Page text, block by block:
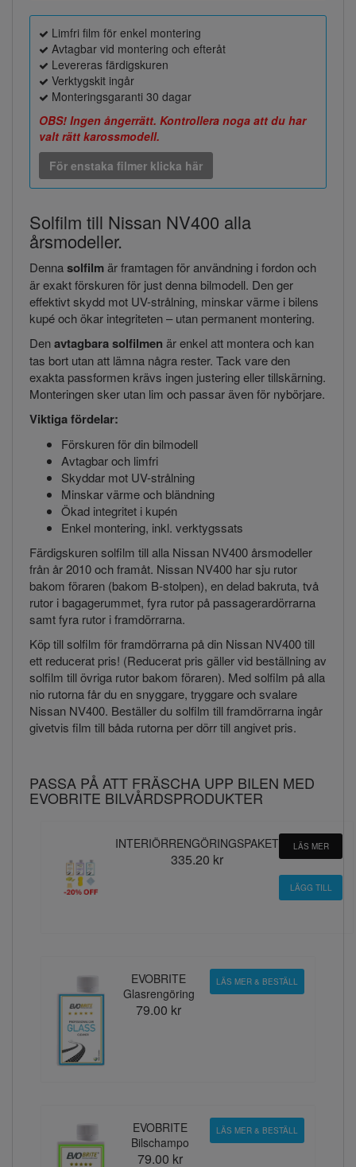
Limfri film för enkel montering
Avtagbar vid montering och efteråt
Levereras färdigskuren
Verktygskit ingår
Monteringsgaranti 30 dagar
OBS! Ingen ångerrätt. Kontrollera noga att du har
valt rätt karossmodell.
För enstaka filmer klicka här
Solfilm till Nissan NV400 alla
årsmodeller.
Dennasolfilmär framtagen för användning i fordon och
är exakt förskuren för just denna bilmodell. Den ger
effektivt skydd mot UV-strålning, minskar värme i bilens
kupé och ökar integriteten – utan permanent montering.
Denavtagbara solfilmen är enkel att montera och kan
tas bort utan att lämna några rester. Tack vare den
exakta passformen krävs ingen justering eller tillskärning.
Monteringen sker utan lim och passar även för nybörjare.
Viktiga fördelar:
Förskuren för din bilmodell
Avtagbar och limfri
Skyddar mot UV-strålning
Minskar värme och bländning
Ökad integritet i kupén
Enkel montering, inkl. verktygssats
Färdigskuren solfilm till alla Nissan NV400 årsmodeller
från år 2010 och framåt. Nissan NV400 har sju rutor
bakom föraren (bakom B-stolpen), en delad bakruta, två
rutor i bagagerummet, fyra rutor på passagerardörrarna
samt fyra rutor i framdörrarna.
Köp till solfilm för framdörrarna på din Nissan NV400 till
ett reducerat pris! (Reducerat pris gäller vid beställning av
solfilm till övriga rutor bakom föraren). Med solfilm på alla
nio rutorna får du en snyggare, tryggare och svalare
Nissan NV400. Beställer du solfilm till framdörrarna ingår
givetvis film till båda rutorna per dörr till angivet pris.
PASSA PÅ ATT FRÄSCHA UPP BILEN MED
EVOBRITE BILVÅRDSPRODUKTER
INTERIÖRRENGÖRINGSPAKET
335.20 kr
LÄS MER
EVOBRITE
Glasrengöring
79.00 kr
LÄS MER & BESTÄLL
EVOBRITE
Bilschampo
79.00 kr
LÄS MER & BESTÄLL